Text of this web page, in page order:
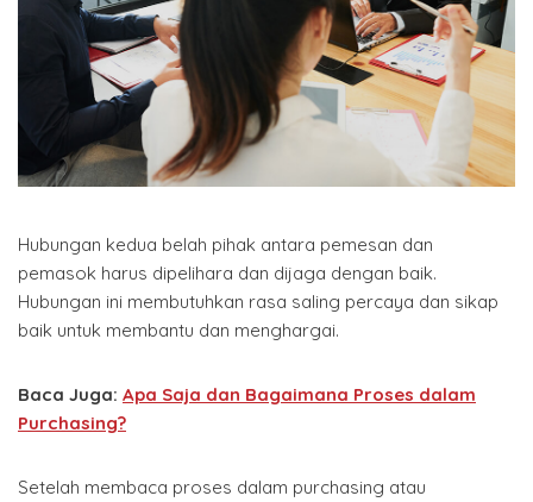
Hubungan kedua belah pihak antara pemesan dan
pemasok harus dipelihara dan dijaga dengan baik.
Hubungan ini membutuhkan rasa saling percaya dan sikap
baik untuk membantu dan menghargai.
Baca Juga: Apa Saja dan Bagaimana Proses dalam
Purchasing?
Setelah membaca proses dalam purchasing atau